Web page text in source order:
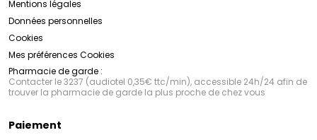
Mentions légales
Données personnelles
Cookies
Mes préférences Cookies
Pharmacie de garde :
Contacter le 3237 (audiotel 0,35€ ttc/min), accessible 24h/24 afin de
trouver la pharmacie de garde la plus proche de chez vous
Paiement